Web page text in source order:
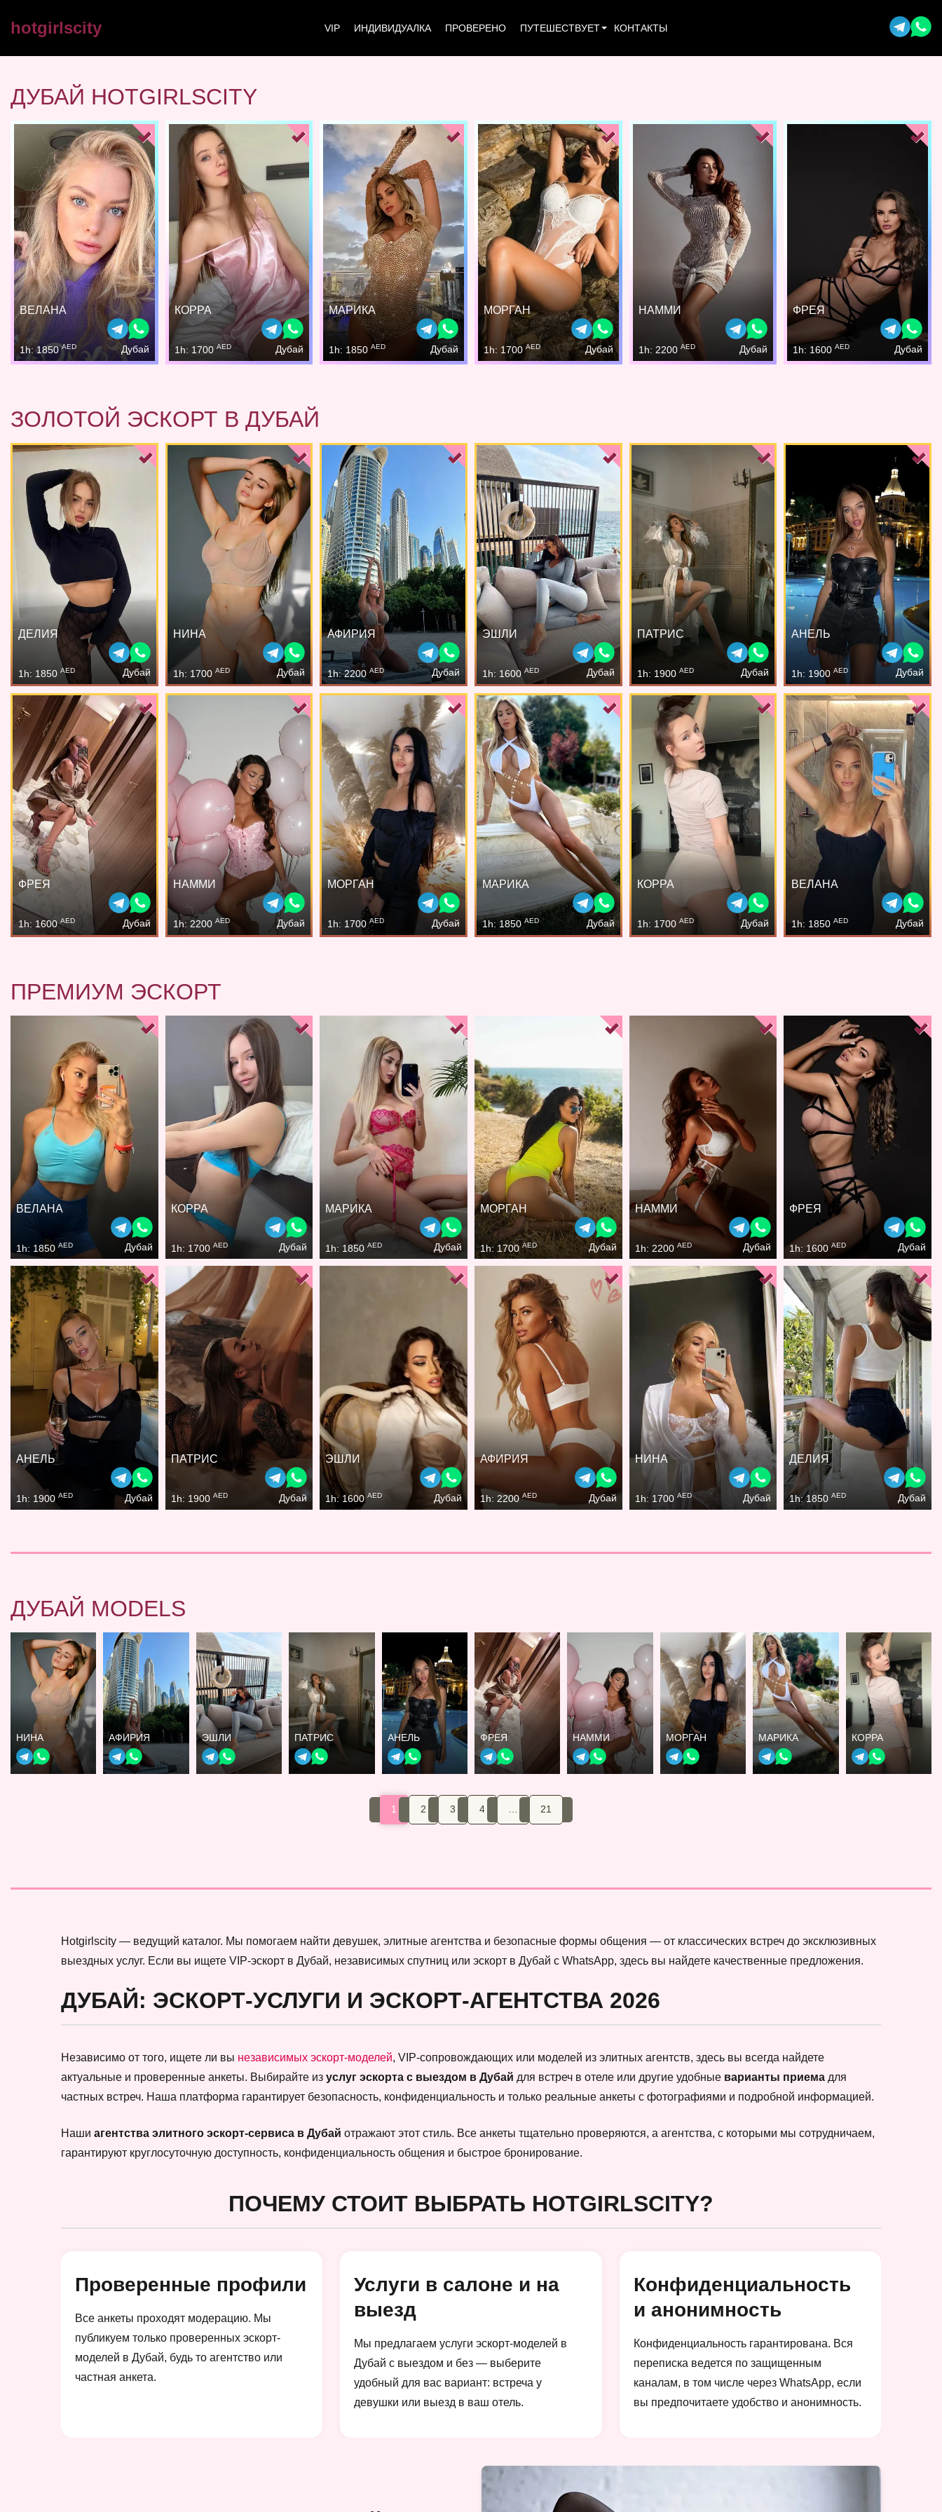
hotgirlscity VIP ИНДИВИДУАЛКА ПРОВЕРЕНО ПУТЕШЕСТВУЕТ КОНТАКТЫ
ДУБАЙ HOTGIRLSCITY
ВЕЛАНА
1h: 1850AED Дубай
КОРРА
1h: 1700 AED Дубай
МАРИКА
1h: 1850AED Дубай
МОРГАН
1h: 1700 AED Дубай
НАММИ
1h: 2200 AED Дубай
ФРЕЯ
1h: 1600AED Дубай
ЗОЛОТОЙ ЭСКОРТ В ДУБАЙ
ДЕЛИЯ
1h: 1850 AED Дубай
НИНА
1h: 1700 AED Дубай
АФИРИЯ
1h: 2200AED Дубай
ЭШЛИ
1h: 1600 AED Дубай
ПАТРИС
1h: 1900 AED Дубай
АНЕЛЬ
1h: 1900AED Дубай
ФРЕЯ
1h: 1600AED Дубай
НАММИ
1h: 2200 AED Дубай
МОРГАН
1h: 1700AED Дубай
МАРИКА
1h: 1850 AED Дубай
КОРРА
1h: 1700 AED Дубай
ВЕЛАНА
1h: 1850AED Дубай
ПРЕМИУМ ЭСКОРТ
ВЕЛАНА
1h: 1850 AED Дубай
КОРРА
1h: 1700 AED Дубай
МАРИКА
1h: 1850AED Дубай
МОРГАН
1h: 1700AED Дубай
НАММИ
1h: 2200 AED Дубай
ФРЕЯ
1h: 1600AED Дубай
АНЕЛЬ
1h: 1900 AED Дубай
ПАТРИС
1h: 1900 AED Дубай
ЭШЛИ
1h: 1600AED Дубай
АФИРИЯ
1h: 2200AED Дубай
НИНА
1h: 1700 AED Дубай
ДЕЛИЯ
1h: 1850AED Дубай
ДУБАЙ MODELS
НИНА АФИРИЯ ЭШЛИ ПАТРИС АНЕЛЬ ФРЕЯ НАММИ МОРГАН МАРИКА КОРРА
1 2 3 4 21
Hotgirlscity — ведущий каталог. Мы помогаем найти девушек, элитные агентства и безопасные формы общения — от классических встреч до эксклюзивных
выездных услуг. Если вы ищете VIP-эскорт в Дубай, независимых спутниц или эскорт в Дубай с WhatsApp, здесь вы найдете качественные предложения.
ДУБАЙ: ЭСКОРТ-УСЛУГИ И ЭСКОРТ-АГЕНТСТВА 2026
Независимо от того, ищете ли вы независимых эскорт-моделей, VIP-сопровождающих или моделей из элитных агентств, здесь вы всегда найдете
актуальные и проверенные анкеты. Выбирайте из услуг эскорта с выездом в Дубай для встреч в отеле или другие удобные варианты приема для
частных встреч. Наша платформа гарантирует безопасность, конфиденциальность и только реальные анкеты с фотографиями и подробной информацией.
Наши агентства элитного эскорт-сервиса в Дубай отражают этот стиль. Все анкеты тщательно проверяются, а агентства, с которыми мы сотрудничаем,
гарантируют круглосуточную доступность, конфиденциальность общения и быстрое бронирование.
ПОЧЕМУ СТОИТ ВЫБРАТЬ HOTGIRLSCITY?
Проверенные профили
Все анкеты проходят модерацию. Мы
публикуем только проверенных эскорт-
моделей в Дубай, будь то агентство или
частная анкета.
Услуги в салоне и на
выезд
Мы предлагаем услуги эскорт-моделей в
Дубай с выездом и без — выберите
удобный для вас вариант: встреча у
девушки или выезд в ваш отель.
Конфиденциальность
и анонимность
Конфиденциальность гарантирована. Вся
переписка ведется по защищенным
каналам, в том числе через WhatsApp, если
вы предпочитаете удобство и анонимность.